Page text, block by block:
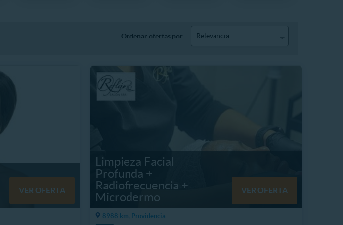
Ordenar ofertas por Relevancia
VER OFERTA
Limpieza Facial
Profunda +
Radiofrecuencia +
Microdermo
VER OFERTA
8988 km, Providencia